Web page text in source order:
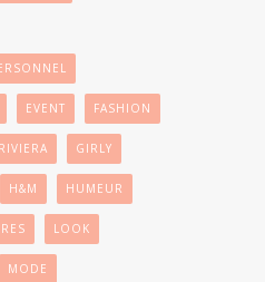
EVENT FASHION
GIRLY
H&M HUMEUR
LOOK
MODE